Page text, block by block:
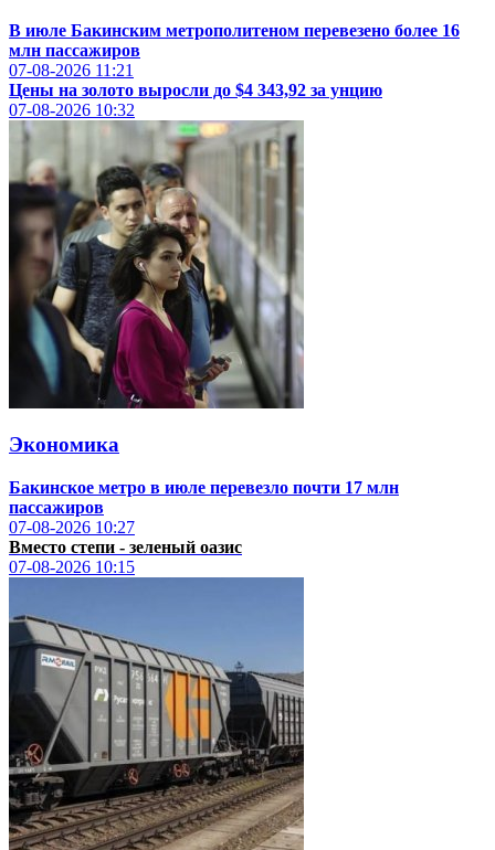
В июле Бакинским метрополитеном перевезено более 16
млн пассажиров
07-08-2026 11:21
Цены на золото выросли до $4 343,92 за унцию
07-08-2026 10:32
Экономика
Бакинское метро в июле перевезло почти 17 млн
пассажиров
07-08-2026 10:27
Вместо степи - зеленый оазис
07-08-2026 10:15